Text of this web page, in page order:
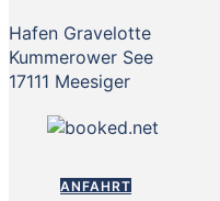
Hafen Gravelotte
Kummerower See
17111 Meesiger
ANFAHRT